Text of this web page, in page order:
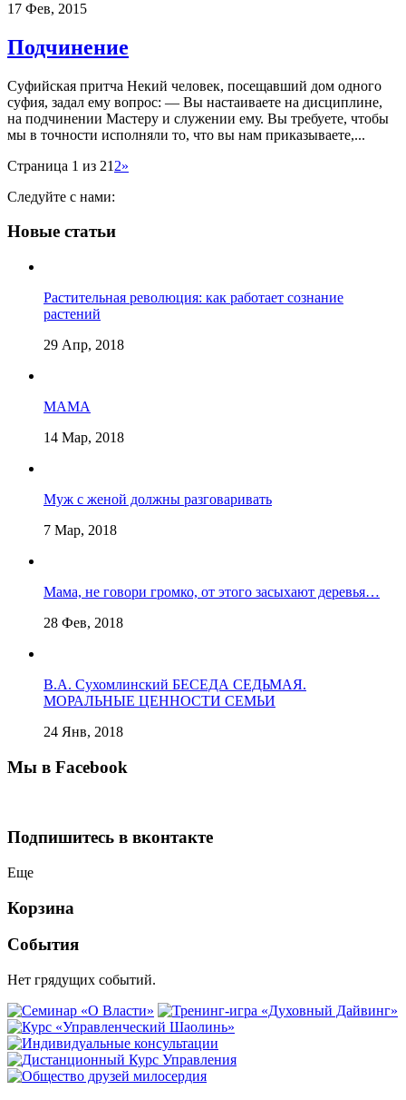
17 Фев, 2015
Подчинение
Суфийская притча Некий человек, посещавший дом одного
суфия, задал ему вопрос: — Вы настаиваете на дисциплине,
на подчинении Мастеру и служении ему. Вы требуете, чтобы
мы в точности исполняли то, что вы нам приказываете,...
Страница 1 из 21 2»
Следуйте с нами:
Новые статьи
Растительная революция: как работает сознание
растений
29 Апр, 2018
МАМА
14 Мар, 2018
Муж с женой должны разговаривать
7 Мар, 2018
Мама, не говори громко, от этого засыхают деревья…
28 Фев, 2018
В.А. Сухомлинский БЕСЕДА СЕДЬМАЯ.
МОРАЛЬНЫЕ ЦЕННОСТИ СЕМЬИ
24 Янв, 2018
Мы в Facebook
Подпишитесь в вконтакте
Еще
Корзина
События
Нет грядущих событий.